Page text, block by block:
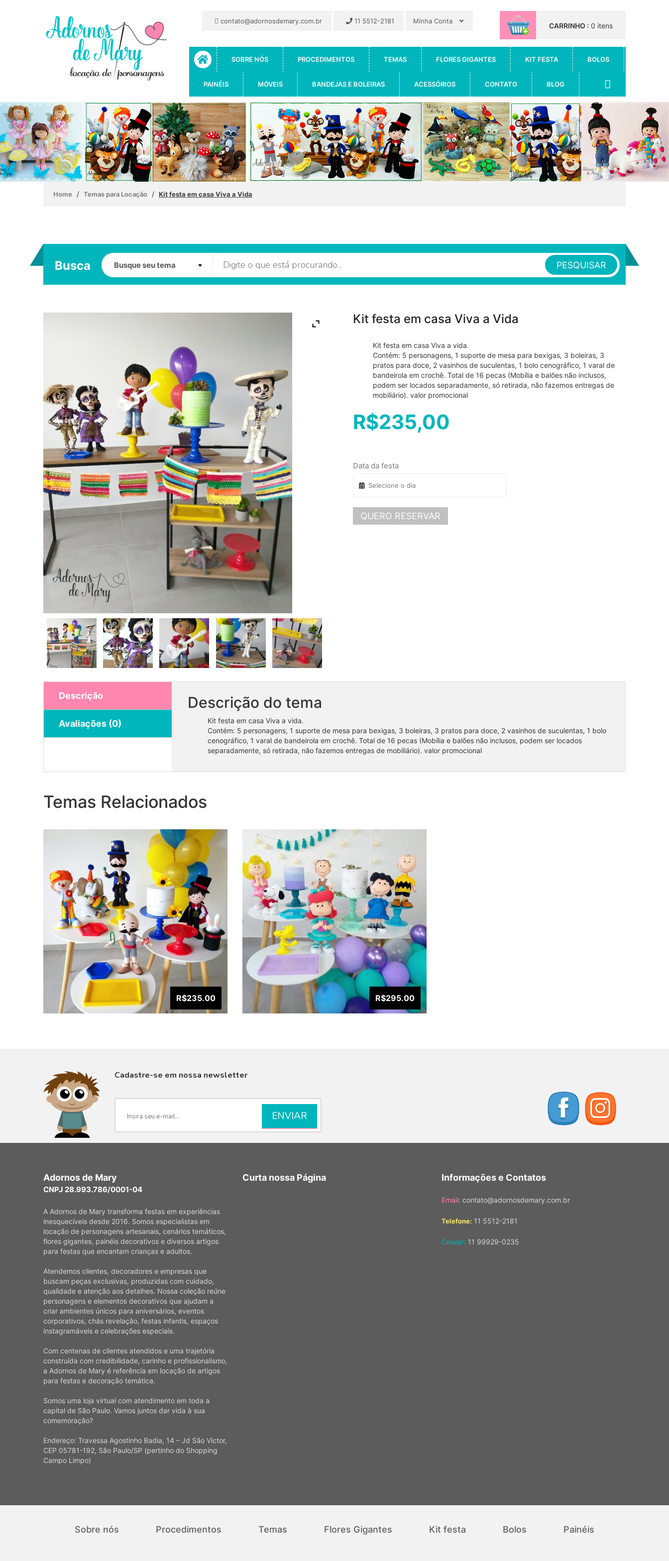
CARRINHO : 0 itens
contato@adornosdemary.com.br 11 5512-2181 Minha Conta
SOBRE NÓS PROCEDIMENTOS TEMAS FLORES GIGANTES KIT FESTA BOLOS
PAINÉIS MÓVEIS BANDEJAS E BOLEIRAS ACESSÓRIOS CONTATO BLOG
Home / Temas para Locação / Kit festa em casa Viva a Vida
Busca PESQUISAR
Kit festa em casa Viva a Vida
Kit festa em casa Viva a vida.
Contém: 5 personagens, 1 suporte de mesa para bexigas, 3 boleiras, 3
pratos para doce, 2 vasinhos de suculentas, 1 bolo cenográfico, 1 varal de
bandeirola em crochê. Total de 16 pecas (Mobília e balões não inclusos,
podem ser locados separadamente, só retirada, não fazemos entregas de
mobiliário). valor promocional
R$235,00
Data da festa
QUERO RESERVAR
Descrição
Avaliações (0)
Descrição do tema
Kit festa em casa Viva a vida.
Contém: 5 personagens, 1 suporte de mesa para bexigas, 3 boleiras, 3 pratos para doce, 2 vasinhos de suculentas, 1 bolo
cenográfico, 1 varal de bandeirola em crochê. Total de 16 pecas (Mobília e balões não inclusos, podem ser locados
separadamente, só retirada, não fazemos entregas de mobiliário). valor promocional
Temas Relacionados
R$235.00
VISUALIZAR
R$295.00
VISUALIZAR
Cadastre-se em nossa newsletter
Adornos de Mary
CNPJ 28.993.786/0001-04
A Adornos de Mary transforma festas em experiências
inesquecíveis desde 2016. Somos especialistas em
locação de personagens artesanais, cenários temáticos,
flores gigantes, painéis decorativos e diversos artigos
para festas que encantam crianças e adultos.
Atendemos clientes, decoradores e empresas que
buscam peças exclusivas, produzidas com cuidado,
qualidade e atenção aos detalhes. Nossa coleção reúne
personagens e elementos decorativos que ajudam a
criar ambientes únicos para aniversários, eventos
corporativos, chás revelação, festas infantis, espaços
instagramáveis e celebrações especiais.
Com centenas de clientes atendidos e uma trajetória
construída com credibilidade, carinho e profissionalismo,
a Adornos de Mary é referência em locação de artigos
para festas e decoração temática.
Somos uma loja virtual com atendimento em toda a
capital de São Paulo. Vamos juntos dar vida à sua
comemoração?
Endereço: Travessa Agostinho Badia, 14 – Jd São Victor,
CEP 05781-192, São Paulo/SP (pertinho do Shopping
Campo Limpo)
Curta nossa Página Informações e Contatos
Email: contato@adornosdemary.com.br
Telefone: 11 5512-2181
Celular: 11 99929-0235
Sobre nós Procedimentos Temas Flores Gigantes Kit festa Bolos Painéis